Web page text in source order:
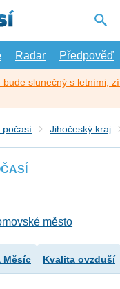
Radar Předpověď
bude slunečný s letními,
počasí Jihočeský kraj
město
Měsíc Kvalita ovzduší